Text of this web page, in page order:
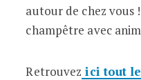
autour de chez vous
champêtre avec
Retrouvez ici tout